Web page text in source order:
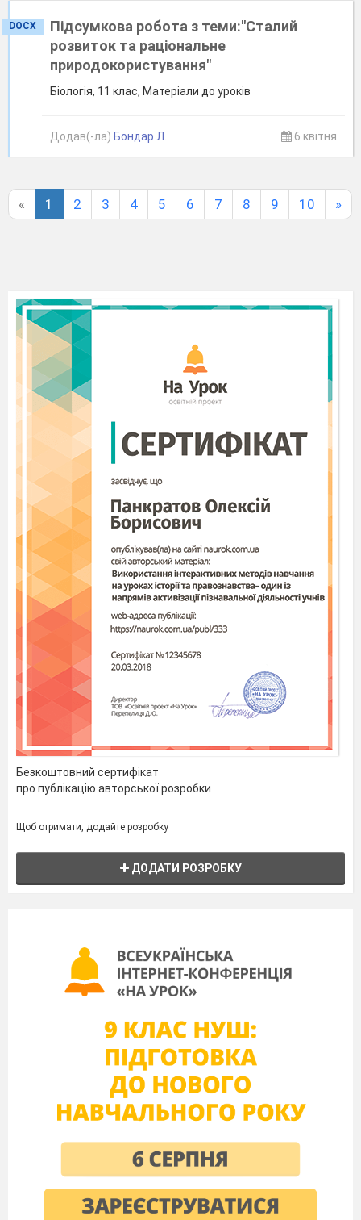
DOCX
Підсумкова робота з теми:"Сталий
розвиток та раціональне
природокористування"
Біологія, 11 клас, Матеріали до уроків
Додав(-ла) Бондар Л. 6 квітня
« 1 2 3 4 5 6 7 8 9 10 »
Безкоштовний сертифікат
про публікацію авторської розробки
Щоб отримати, додайте розробку
ДОДАТИ РОЗРОБКУ